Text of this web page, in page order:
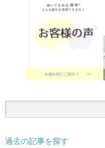
過去の記事を探す